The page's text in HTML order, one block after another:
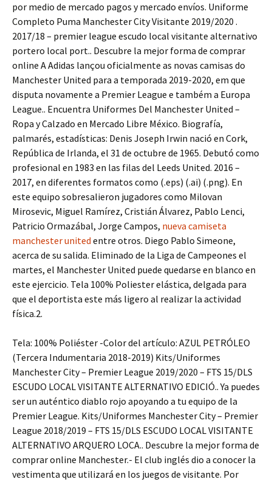
por medio de mercado pagos y mercado envíos. Uniforme
Completo Puma Manchester City Visitante 2019/2020 .
2017/18 – premier league escudo local visitante alternativo
portero local port.. Descubre la mejor forma de comprar
online A Adidas lançou oficialmente as novas camisas do
Manchester United para a temporada 2019-2020, em que
disputa novamente a Premier League e também a Europa
League.. Encuentra Uniformes Del Manchester United –
Ropa y Calzado en Mercado Libre México. Biografía,
palmarés, estadísticas: Denis Joseph Irwin nació en Cork,
República de Irlanda, el 31 de octubre de 1965. Debutó como
profesional en 1983 en las filas del Leeds United. 2016 –
2017, en diferentes formatos como (.eps) (.ai) (.png). En
este equipo sobresalieron jugadores como Milovan
Mirosevic, Miguel Ramírez, Cristián Álvarez, Pablo Lenci,
Patricio Ormazábal, Jorge Campos, nueva camiseta
manchester united entre otros. Diego Pablo Simeone,
acerca de su salida. Eliminado de la Liga de Campeones el
martes, el Manchester United puede quedarse en blanco en
este ejercicio. Tela 100% Poliester elástica, delgada para
que el deportista este más ligero al realizar la actividad
física.2.
Tela: 100% Poliéster -Color del artículo: AZUL PETRÓLEO
(Tercera Indumentaria 2018-2019) Kits/Uniformes
Manchester City – Premier League 2019/2020 – FTS 15/DLS
ESCUDO LOCAL VISITANTE ALTERNATIVO EDICIÓ.. Ya puedes
ser un auténtico diablo rojo apoyando a tu equipo de la
Premier League. Kits/Uniformes Manchester City – Premier
League 2018/2019 – FTS 15/DLS ESCUDO LOCAL VISITANTE
ALTERNATIVO ARQUERO LOCA.. Descubre la mejor forma de
comprar online Manchester.- El club inglés dio a conocer la
vestimenta que utilizará en los juegos de visitante. Por